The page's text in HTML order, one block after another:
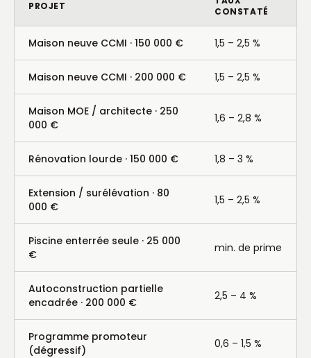
PROJET
CONSTATÉ
Maison neuve CCMI · 150 000 € 1,5 – 2,5 %
Maison neuve CCMI · 200 000 € 1,5 – 2,5 %
Maison MOE / architecte · 250
000 €
1,6 – 2,8 %
Rénovation lourde · 150 000 € 1,8 – 3 %
Extension / surélévation · 80
000 €
1,5 – 2,5 %
Piscine enterrée seule · 25 000
€
min. de prime
Autoconstruction partielle
encadrée · 200 000 €
2,5 – 4 %
Programme promoteur
(dégressif)
0,6 – 1,5 %